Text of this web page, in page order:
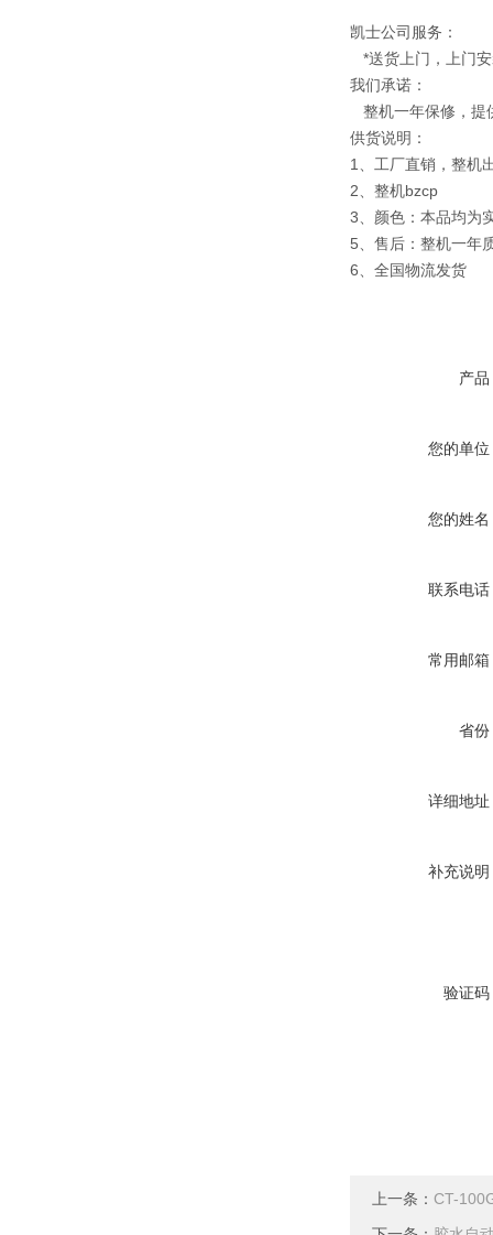
凯士公司服务：
*送货上门，上门
我们承诺：
整机一年保修，提
供货说明：
1、工厂直销，整机
2、整机bzcp
3、颜色：本品均为
5、售后：整机一年
6、全国物流发货
产品
您的单位
您的姓名
联系电话
常用邮箱
省份
详细地址
补充说明
验证码
上一条： CT-